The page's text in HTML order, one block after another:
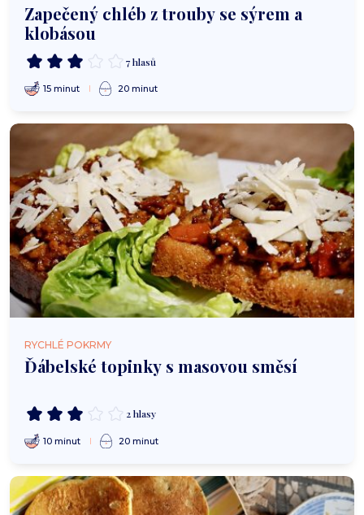
Zapečený chléb z trouby se sýrem a
klobásou
7 hlasů
15 minut 20 minut
RYCHLÉ POKRMY
Ďábelské topinky s masovou směsí
2 hlasy
10 minut 20 minut